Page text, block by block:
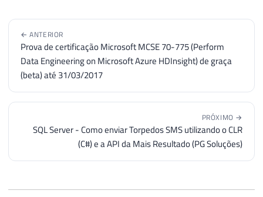
← ANTERIOR
Prova de certificação Microsoft MCSE 70-775 (Perform
Data Engineering on Microsoft Azure HDInsight) de graça
(beta) até 31/03/2017
PRÓXIMO →
SQL Server - Como enviar Torpedos SMS utilizando o CLR
(C#) e a API da Mais Resultado (PG Soluções)